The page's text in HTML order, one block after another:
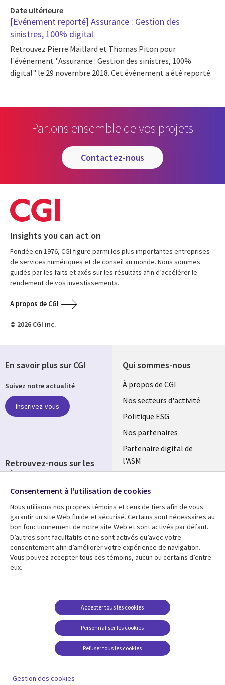
Date ultérieure
[Evénement reporté] Assurance : Gestion des
sinistres, 100% digital
Retrouvez Pierre Maillard et Thomas Piton pour
l'événement "Assurance : Gestion des sinistres, 100%
digital" le 29 novembre 2018. Cet événement a été reporté.
Parlons ensemble de vos projets
contactez-nous
Insights you can act on
Fondée en 1976, CGI figure parmi les plus importantes entreprises
de services numériques et de conseil au monde. Nous sommes
guidés par les faits et axés sur les résultats afin d’accélérer le
rendement de vos investissements.
A propos de CGI
© 2026 CGI inc.
Qui sommes-nous
Useful
links
FRANCE
À propos de CGI
Nos secteurs d'activité
Politique ESG
Nos partenaires
Partenaire digital de
l'ASM
Fusions
Ressources
Library
Links
Articles
Blog
Support
Legal
Accessibilité
conditions juridiques
FAQ Carrières
Centre de gestion des
témoins
En savoir plus sur CGI
Suivez notre actualité
Inscrivez-vous
Retrouvez-nous sur les
réseaux
Social
Media
FRANCE
Consentement à l'utilisation de cookies
Nous utilisons nos propres témoins et ceux de tiers afin de vous
garantir un site Web fluide et sécurisé. Certains sont nécessaires au
bon fonctionnement de notre site Web et sont activés par défaut.
D’autres sont facultatifs et ne sont activés qu’avec votre
consentement afin d’améliorer votre expérience de navigation.
Vous pouvez accepter tous ces témoins, aucun ou certains d’entre
eux.
Personnaliser les cookies
Accepter tous les cookies
Refuser tous les cookies
Gestion des cookies